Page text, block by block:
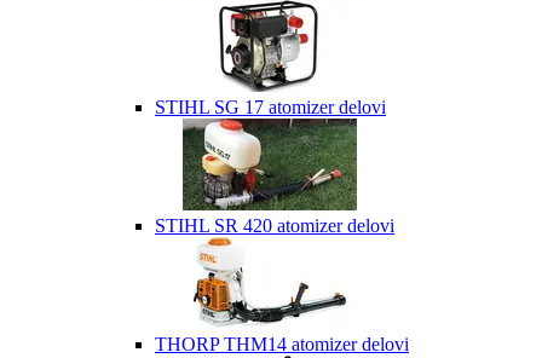
STIHL SG 17 atomizer delovi
STIHL SR 420 atomizer delovi
THORP THM14 atomizer delovi